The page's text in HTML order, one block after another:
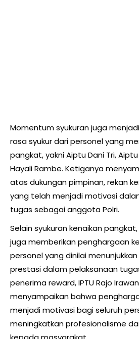
Momentum syukuran juga
rasa syukur dari personel yang
pangkat, yakni Aiptu Dani Tri,
Hayali Rambe. Ketiganya
atas dukungan pimpinan, rekan
yang telah menjadi motivasi
tugas sebagai anggota Polri.
Selain syukuran kenaikan
juga memberikan penghargaan
personel yang dinilai
prestasi dalam pelaksanaan
penerima reward, IPTU Rajo
menyampaikan bahwa
menjadi motivasi bagi seluruh
meningkatkan profesionalisme